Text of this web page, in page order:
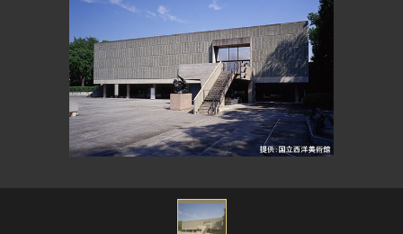
無形文化遺産
動画で見る無形の文化財
このサイトについて
関連サイトリンク
サイトマップ
サイトのご意見はこちら
文化遺産データベース